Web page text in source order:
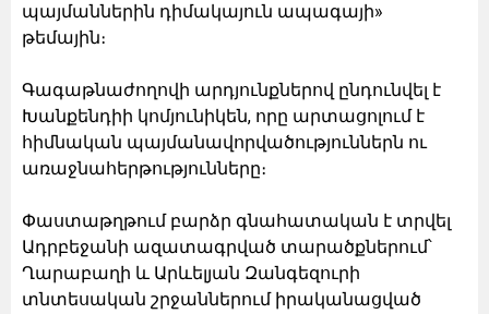
պայմաններին դիմակայուն ապագայի»
թեմային։
Գագաթնաժողովի արդյունքներով ընդունվել է
Խանքենդիի կոմյունիկեն, որը արտացոլում է
հիմնական պայմանավորվածություններն ու
առաջնահերթությունները։
Փաստաթղթում բարձր գնահատական է տրվել
Ադրբեջանի ազատագրված տարածքներում՝
Ղարաբաղի և Արևելյան Զանգեզուրի
տնտեսական շրջաններում իրականացված